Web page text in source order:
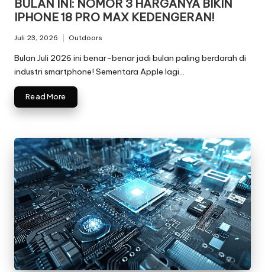
BULAN INI: NOMOR 3 HARGANYA BIKIN
IPHONE 18 PRO MAX KEDENGERAN!
Juli 23, 2026
in
Outdoors
Bulan Juli 2026 ini benar-benar jadi bulan paling berdarah di
industri smartphone! Sementara Apple lagi…
Read More